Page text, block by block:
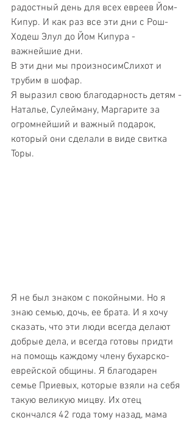
радостный день для всех евреев Йом-
Кипур. И как раз все эти дни с Рош-
Ходеш Элул до Йом Кипура -
важнейшие дни.
В эти дни мы произносимСлихот и
трубим в шофар.
Я выразил свою благодарность детям -
Наталье, Сулейману, Маргарите за
огромнейший и важный подарок,
который они сделали в виде свитка
Торы.
Я не был знаком с покойными. Но я
знаю семью, дочь, ее брата. И я хочу
сказать, что эти люди всегда делают
добрые дела, и всегда готовы придти
на помощь каждому члену бухарско-
еврейской общины. Я благодарен
семье Приевых, которые взяли на себя
такую великую мицву. Их отец
скончался 42 года тому назад, мама